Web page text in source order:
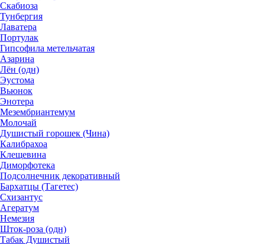
Скабиоза
Тунбергия
Лаватера
Портулак
Гипсофила метельчатая
Азарина
Лён (одн)
Эустома
Вьюнок
Энотера
Мезембриантемум
Молочай
Душистый горошек (Чина)
Калибрахоа
Клещевина
Диморфотека
Подсолнечник декоративный
Бархатцы (Тагетес)
Схизантус
Агератум
Немезия
Шток-роза (одн)
Табак Душистый